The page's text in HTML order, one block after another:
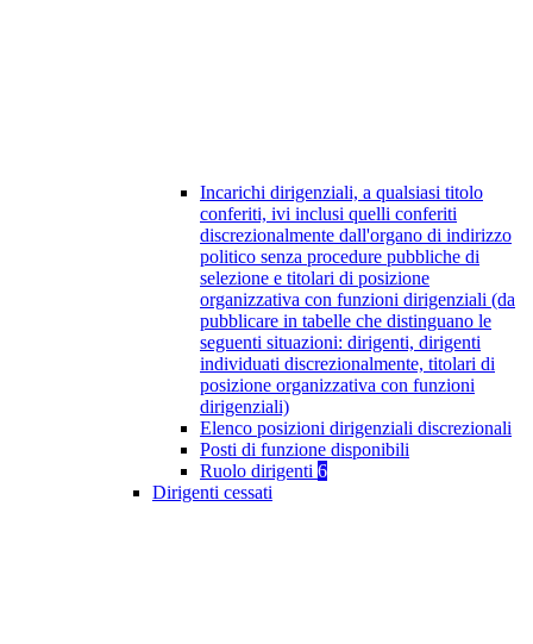
Incarichi dirigenziali, a qualsiasi titolo
conferiti, ivi inclusi quelli conferiti
discrezionalmente dall'organo di indirizzo
politico senza procedure pubbliche di
selezione e titolari di posizione
organizzativa con funzioni dirigenziali (da
pubblicare in tabelle che distinguano le
seguenti situazioni: dirigenti, dirigenti
individuati discrezionalmente, titolari di
posizione organizzativa con funzioni
dirigenziali)
Elenco posizioni dirigenziali discrezionali
Posti di funzione disponibili
Ruolo dirigenti 6
Dirigenti cessati